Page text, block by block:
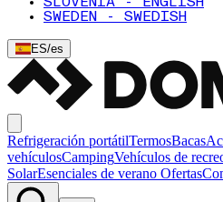
SWEDEN - SWEDISH
ES/es
Refrigeración portátilTermosBacas
vehículosCampingVehículos de
SolarEsenciales de verano Ofertas